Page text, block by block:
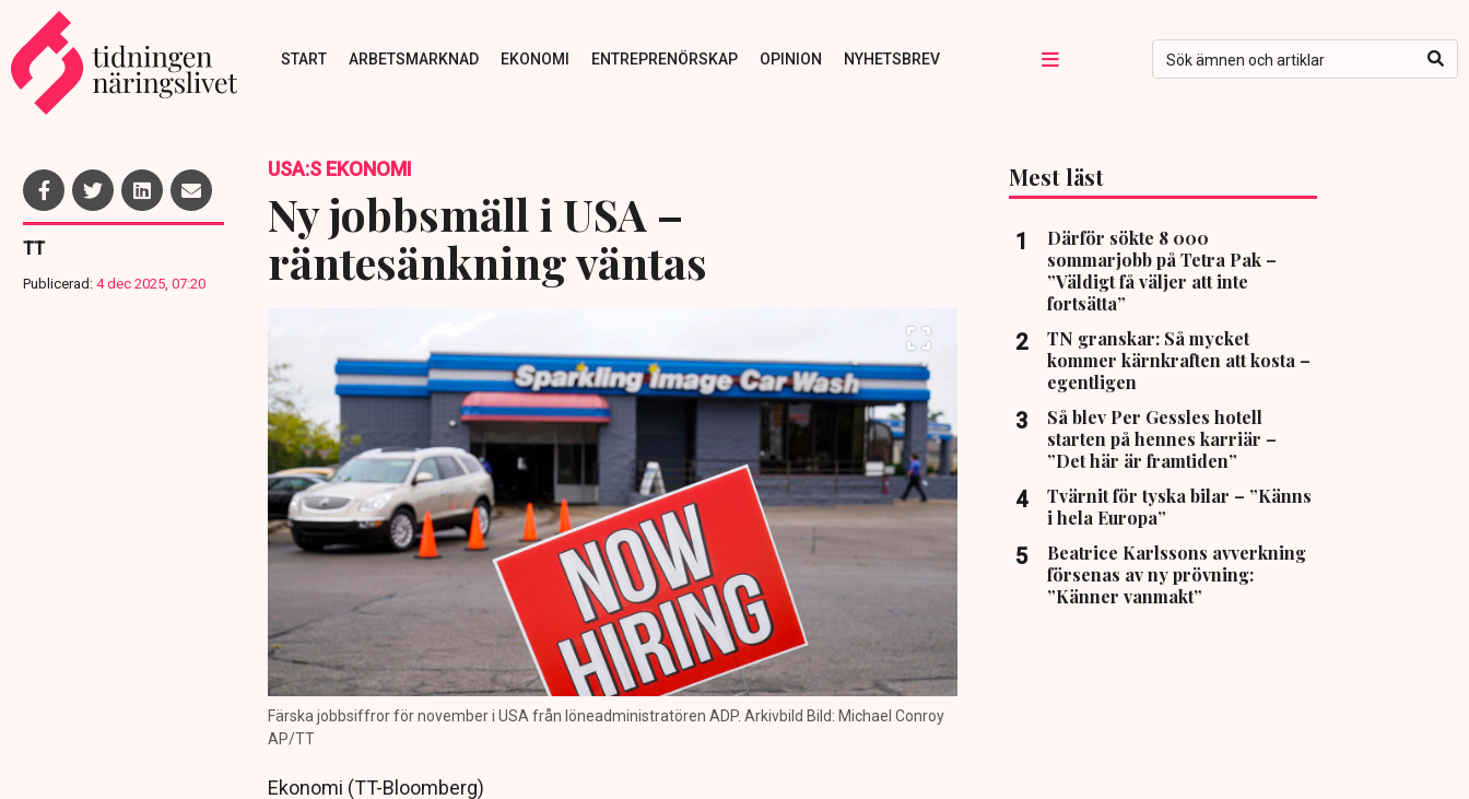
START ARBETSMARKNAD EKONOMI ENTREPRENÖRSKAP OPINION NYHETSBREV
TT
Publicerad: 4 dec 2025, 07:20
USA:S EKONOMI
Ny jobbsmäll i USA –
räntesänkning väntas
Färska jobbsiffror för november i USA från löneadministratören ADP. Arkivbild Bild: Michael Conroy
AP/TT
Ekonomi (TT-Bloomberg)
Mest läst
Därför sökte 8 000
sommarjobb på Tetra Pak –
”Väldigt få väljer att inte
fortsätta”
TN granskar: Så mycket
kommer kärnkraften att kosta –
egentligen
Så blev Per Gessles hotell
starten på hennes karriär –
”Det här är framtiden”
Tvärnit för tyska bilar – ”Känns
i hela Europa”
Beatrice Karlssons avverkning
försenas av ny prövning:
”Känner vanmakt”